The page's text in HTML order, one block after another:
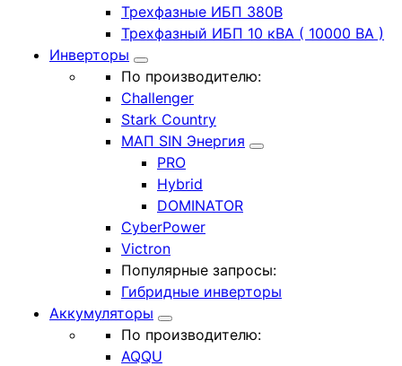
Трехфазные ИБП 380В
Трехфазный ИБП 10 кВА ( 10000 ВА )
Инверторы
По производителю:
Challenger
Stark Country
МАП SIN Энергия
PRO
Hybrid
DOMINATOR
CyberPower
Victron
Популярные запросы:
Гибридные инверторы
Аккумуляторы
По производителю:
AQQU